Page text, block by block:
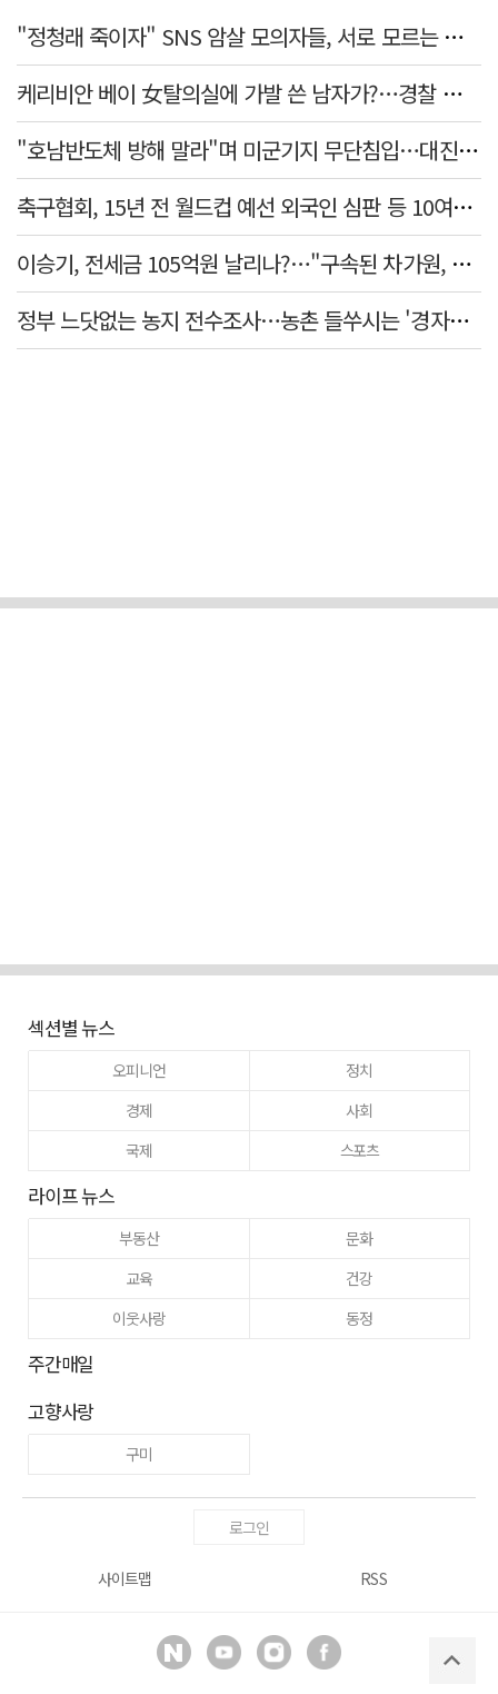
"정청래 죽이자" SNS 암살 모의자들, 서로 모르는 사이였다…檢송치
케리비안 베이 女탈의실에 가발 쓴 남자가?…경찰 추적 중
"호남반도체 방해 말라"며 미군기지 무단침입…대진연 회원 3명 '구속'
축구협회, 15년 전 월드컵 예선 외국인 심판 등 10여명에 '성 접대'
이승기, 전세금 105억원 날리나?…"구속된 차가원, 형사 범죄 영역"
정부 느닷없는 농지 전수조사…농촌 들쑤시는 '경자유전'의 칼날
섹션별 뉴스
오피니언
정치
경제
사회
국제
스포츠
라이프 뉴스
부동산
문화
교육
건강
이웃사랑
동정
주간매일
고향사랑
구미
로그인
사이트맵 RSS